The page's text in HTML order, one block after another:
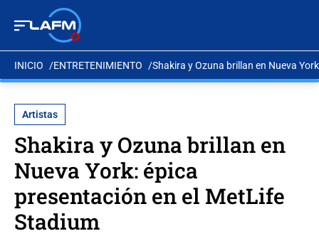
INICIO ENTRETENIMIENTO Shakira y Ozuna brillan en Nueva
Artistas
Shakira y Ozuna brillan en
Nueva York: épica
presentación en el MetLife
Stadium